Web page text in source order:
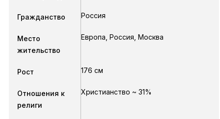
Гражданство Россия
Место
жительство
Европа, Россия, Москва
Рост 176 см
Отношения к
религи
Христианство ~ 31%